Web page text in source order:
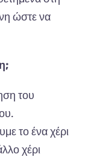
ώστε να
του
το ένα χέρι
χέρι